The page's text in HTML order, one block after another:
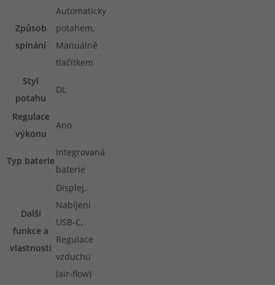
Způsob
spínání
Automaticky
potahem,
Manuálně
tlačítkem
Styl
potahu
DL
Regulace
výkonu
Ano
Typ baterie
Integrovaná
baterie
Další
funkce a
vlastnosti
Displej,
Nabíjení
USB-C,
Regulace
vzduchu
(air-flow)